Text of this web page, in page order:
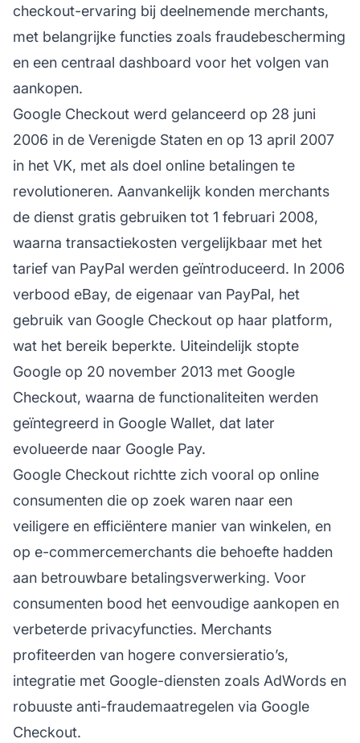
checkout-ervaring bij deelnemende merchants,
met belangrijke functies zoals fraudebescherming
en een centraal dashboard voor het volgen van
aankopen.
Google Checkout werd gelanceerd op 28 juni
2006 in de Verenigde Staten en op 13 april 2007
in het VK, met als doel online betalingen te
revolutioneren. Aanvankelijk konden merchants
de dienst gratis gebruiken tot 1 februari 2008,
waarna transactiekosten vergelijkbaar met het
tarief van PayPal werden geïntroduceerd. In 2006
verbood eBay, de eigenaar van PayPal, het
gebruik van Google Checkout op haar platform,
wat het bereik beperkte. Uiteindelijk stopte
Google op 20 november 2013 met Google
Checkout, waarna de functionaliteiten werden
geïntegreerd in Google Wallet, dat later
evolueerde naar Google Pay.
Google Checkout richtte zich vooral op online
consumenten die op zoek waren naar een
veiligere en efficiëntere manier van winkelen, en
op e-commercemerchants die behoefte hadden
aan betrouwbare betalingsverwerking. Voor
consumenten bood het eenvoudige aankopen en
verbeterde privacyfuncties. Merchants
profiteerden van hogere conversieratio’s,
integratie met Google-diensten zoals AdWords en
robuuste anti-fraudemaatregelen via Google
Checkout.